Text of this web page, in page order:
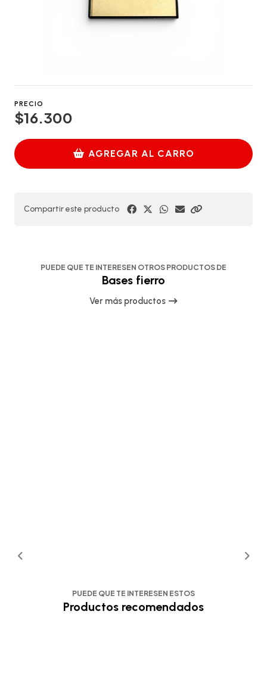
PRECIO
$16.300
AGREGAR AL CARRO
Compartir este producto
PUEDE QUE TE INTERESEN OTROS PRODUCTOS DE
Bases fierro
Ver más productos
PUEDE QUE TE INTERESEN ESTOS
Productos recomendados